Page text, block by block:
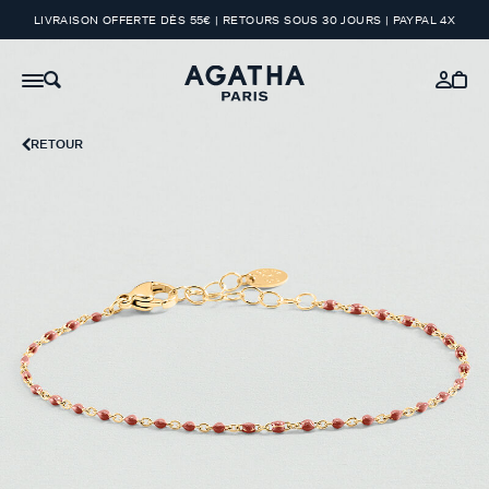
LIVRAISON OFFERTE DÈS 55€ | RETOURS SOUS 30 JOURS | PAYPAL 4X
RETOUR